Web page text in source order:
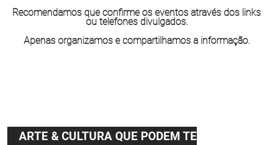
Recomendamos que confirme os eventos através dos links
ou telefones divulgados.
Apenas organizamos e compartilhamos a informação.
ARTE & CULTURA QUE PODEM TE